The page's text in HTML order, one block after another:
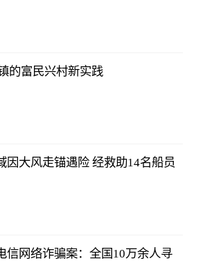
的富民兴村新实践
因大风走锚遇险 经救助14名船员
信网络诈骗案：全国10万余人寻